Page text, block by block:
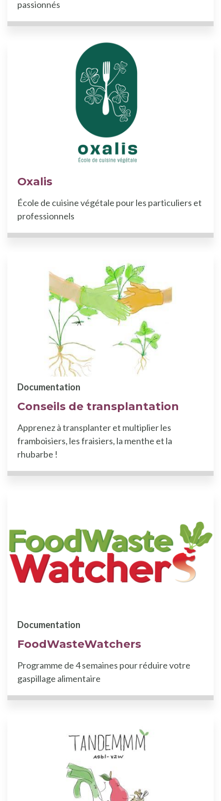
passionnés
Oxalis
École de cuisine végétale pour les particuliers et
professionnels
Conseils de transplantation
Documentation
Apprenez à transplanter et multiplier les
framboisiers, les fraisiers, la menthe et la
rhubarbe !
FoodWasteWatchers
Documentation
Programme de 4 semaines pour réduire votre
gaspillage alimentaire